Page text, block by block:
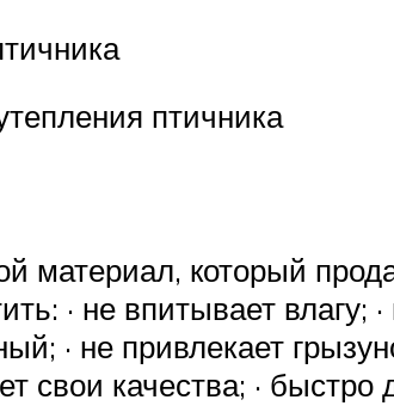
птичника
материал, который
· не впитывает влагу; ·
· не привлекает
свои качества; ·